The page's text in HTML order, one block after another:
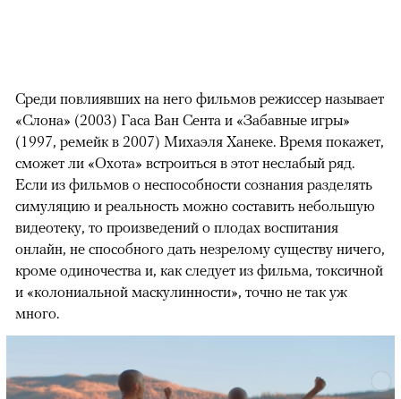
Среди повлиявших на него фильмов режиссер называет
«Слона» (2003) Гаса Ван Сента и «Забавные игры»
(1997, ремейк в 2007) Михаэля Ханеке. Время покажет,
сможет ли «Охота» встроиться в этот неслабый ряд.
Если из фильмов о неспособности сознания разделять
симуляцию и реальность можно составить небольшую
видеотеку, то произведений о плодах воспитания
онлайн, не способного дать незрелому существу ничего,
кроме одиночества и, как следует из фильма, токсичной
и «колониальной маскулинности», точно не так уж
много.